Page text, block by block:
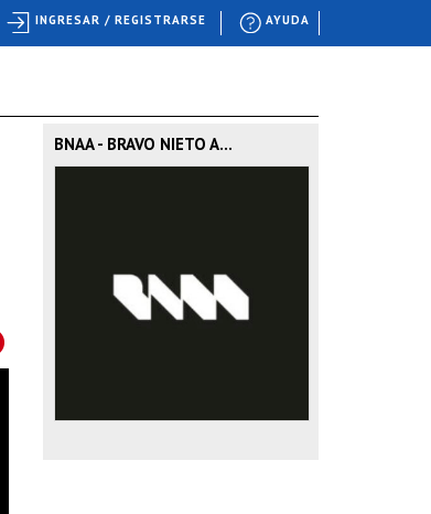
BNAA - BRAVO NIETO A...
AYUDA
INGRESAR / REGISTRARSE